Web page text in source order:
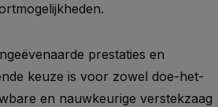
prestaties en
keuze is voor zowel doe-het-
en nauwkeurige verstekzaag